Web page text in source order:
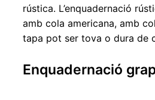
botiga
sobre nosaltres
rústica. L’enquadernació
amb cola americana, amb
tapa pot ser tova o dura de
Enquadernació